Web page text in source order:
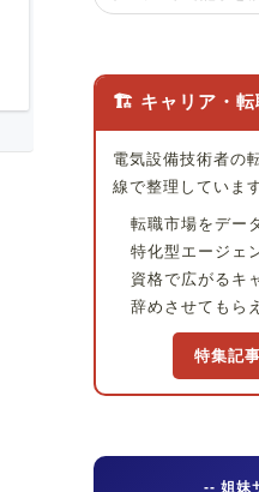
🏗 キャリア・転
電気設備技術者の
線で整理しています
転職市場をデー
特化型エージェ
資格で広がるキ
辞めさせてもら
特集記
-- 姐妹